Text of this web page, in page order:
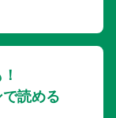
読める